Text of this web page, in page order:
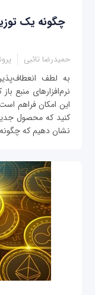
چگونه یک
حمیدرضا تائبی
به لطف
نرم‌افزارهای منبع
این امکان فراهم
کنید که محصول
نشان دهیم که